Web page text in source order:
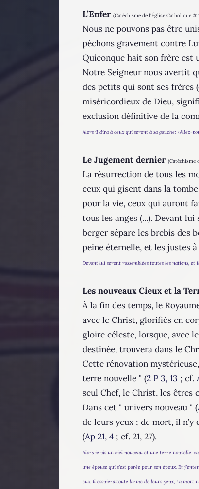
L’Enfer (Catéchisme de l'Église Catholique #
Nous ne pouvons pas être
péchons gravement contre
Quiconque hait son frère est
Notre Seigneur nous avertit
des petits qui sont ses frères
miséricordieux de Dieu,
exclusion définitive de la
Alors il dira à ceux qui seront à sa gauche: ‹Allez-
Le Jugement dernier (Catéchisme
La résurrection de tous les
ceux qui gisent dans la
pour la vie, ceux qui auront
tous les anges (...). Devant
berger sépare les brebis des
peine éternelle, et les justes
Devant lui seront rassemblées toutes les nations, et
Les nouveaux Cieux et la
À la fin des temps, le
avec le Christ, glorifiés en
gloire céleste, lorsque, avec
destinée, trouvera dans le
Cette rénovation
terre nouvelle " (2 P 3, 13 ; cf.
seul Chef, le Christ, les êtres
Dans cet " univers nouveau " (
de leurs yeux ; de mort, il n’y
(Ap 21, 4 ; cf. 21, 27).
Alors je vis un ciel nouveau et une terre nouvelle,
une épouse qui s'est parée pour son époux. Et
eux. Il essuiera toute larme de leurs yeux, La mort